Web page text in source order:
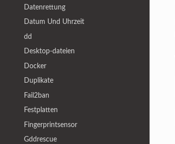
Datenrettung
Datum Und Uhrzeit
dd
Desktop-dateien
Docker
Duplikate
Fail2ban
Festplatten
Fingerprintsensor
Gddrescue